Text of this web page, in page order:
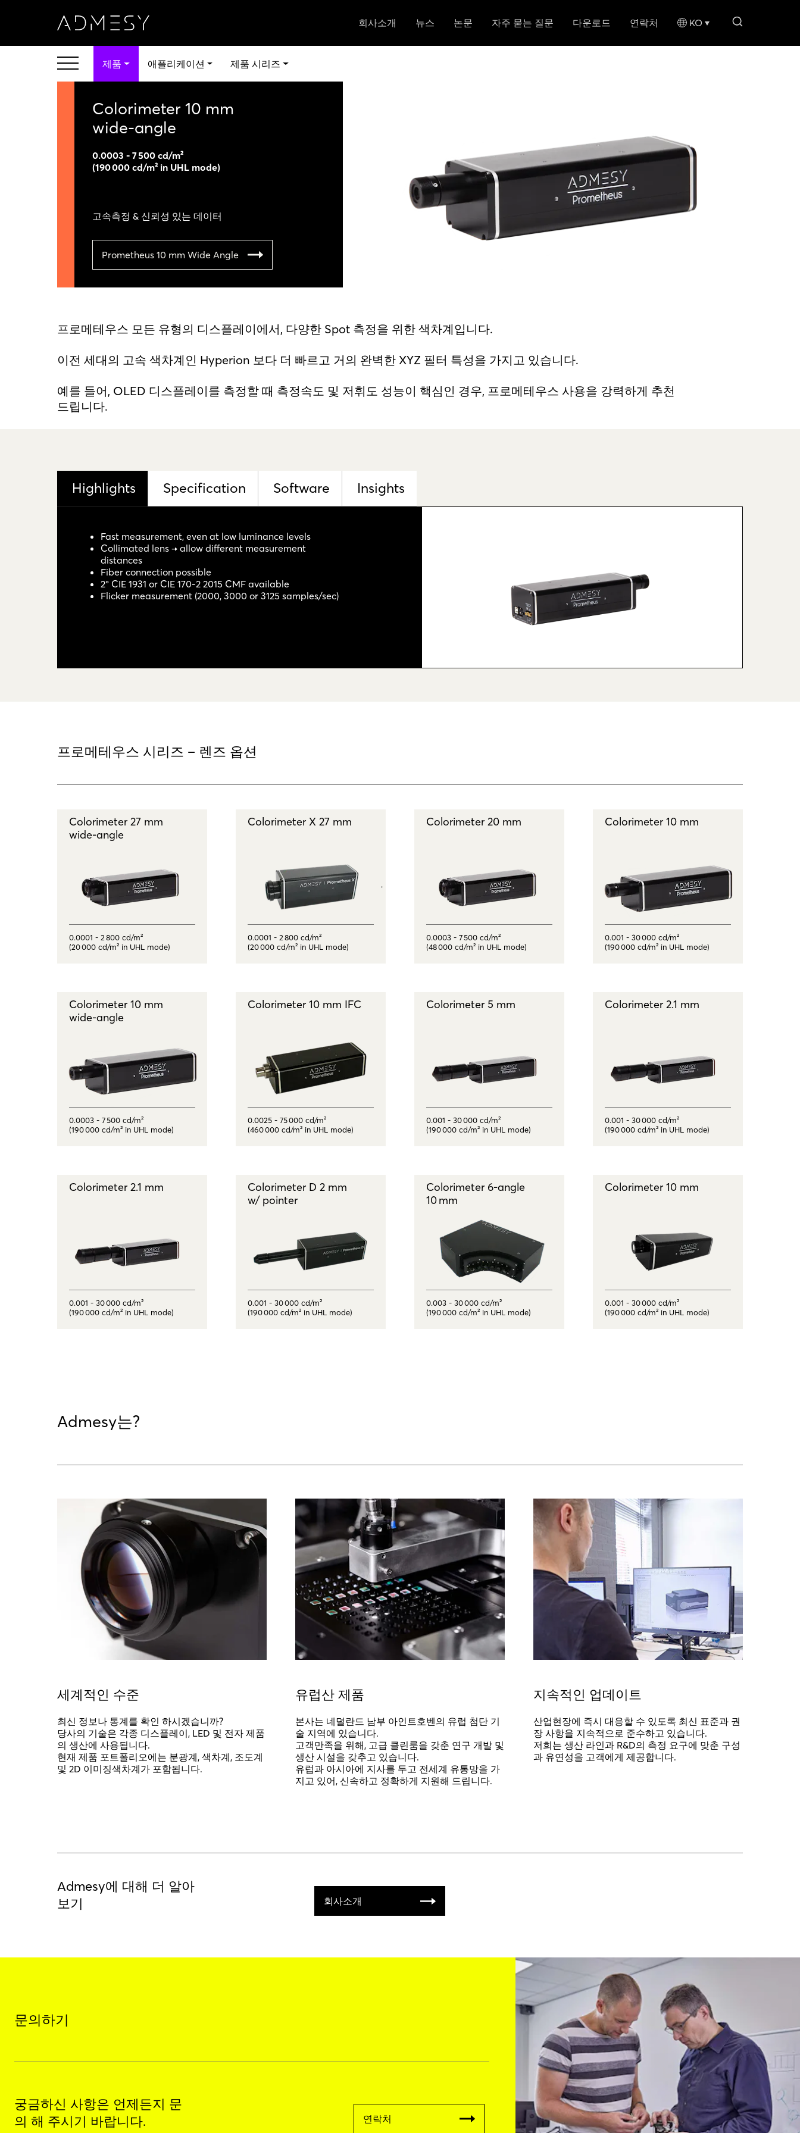
회사소개 뉴스 논문 자주 묻는 질문 다운로드 연락처 KO search
제품 애플리케이션 제품 시리즈
Colorimeter 10 mm
wide - angle
0.0003 - 7 500 cd/m²
(190 000 cd/m² in UHL mode)
고속측정 & 신뢰성 있는 데이터
Prometheus 10 mm Wide Angle
프로메테우스 모든 유형의 디스플레이에서, 다양한 Spot 측정을 위한 색차계입니다.
이전 세대의 고속 색차계인 Hyperion 보다 더 빠르고 거의 완벽한 XYZ 필터 특성을 가지고 있습니다.
예를 들어, OLED 디스플레이를 측정할 때 측정속도 및 저휘도 성능이 핵심인 경우, 프로메테우스 사용을 강력하게 추천
드립니다.
Highlights Specification Software Insights
Fast measurement, even at low luminance levels
Collimated lens → allow different measurement
distances
Fiber connection possible
2° CIE 1931 or CIE 170-2 2015 CMF available
Flicker measurement (2000, 3000 or 3125 samples/sec)
프로메테우스 시리즈 – 렌즈 옵션
Colorimeter 27 mm
wide - angle
0.0001 - 2 800 cd/m²
(20 000 cd/m² in UHL mode)
Colorimeter X 27 mm
0.0001 - 2 800 cd/m²
(20 000 cd/m² in UHL mode)
Colorimeter 20 mm
0.0003 - 7 500 cd/m²
(48 000 cd/m² in UHL mode)
Colorimeter 10 mm
0.001 - 30 000 cd/m²
(190 000 cd/m² in UHL mode)
Colorimeter 10 mm
wide - angle
0.0003 - 7 500 cd/m²
(190 000 cd/m² in UHL mode)
Colorimeter 10 mm IFC
0.0025 - 75 000 cd/m²
(460 000 cd/m² in UHL mode)
Colorimeter 5 mm
0.001 - 30 000 cd/m²
(190 000 cd/m² in UHL mode)
Colorimeter 2.1 mm
0.001 - 30 000 cd/m²
(190 000 cd/m² in UHL mode)
Colorimeter 2.1 mm
0.001 - 30 000 cd/m²
(190 000 cd/m² in UHL mode)
Colorimeter D 2 mm
w/ pointer
0.001 - 30 000 cd/m²
(190 000 cd/m² in UHL mode)
Colorimeter 6‑angle
10 mm
0.003 - 30 000 cd/m²
(190 000 cd/m² in UHL mode)
Colorimeter 10 mm
0.001 - 30 000 cd/m²
(190 000 cd/m² in UHL mode)
Admesy는?
세계적인 수준
최신 정보나 통계를 확인 하시겠습니까?
당사의 기술은 각종 디스플레이, LED 및 전자 제품
의 생산에 사용됩니다.
현재 제품 포트폴리오에는 분광계, 색차계, 조도계
및 2D 이미징색차계가 포함됩니다.
유럽산 제품
본사는 네덜란드 남부 아인트호벤의 유럽 첨단 기
술 지역에 있습니다.
고객만족을 위해, 고급 클린룸을 갖춘 연구 개발 및
생산 시설을 갖추고 있습니다.
유럽과 아시아에 지사를 두고 전세계 유통망을 가
지고 있어, 신속하고 정확하게 지원해 드립니다.
지속적인 업데이트
산업현장에 즉시 대응할 수 있도록 최신 표준과 권
장 사항을 지속적으로 준수하고 있습니다.
저희는 생산 라인과 R&D의 측정 요구에 맞춘 구성
과 유연성을 고객에게 제공합니다.
Admesy에 대해 더 알아
보기
회사소개
문의하기
궁금하신 사항은 언제든지 문
의 해 주시기 바랍니다.
연락처